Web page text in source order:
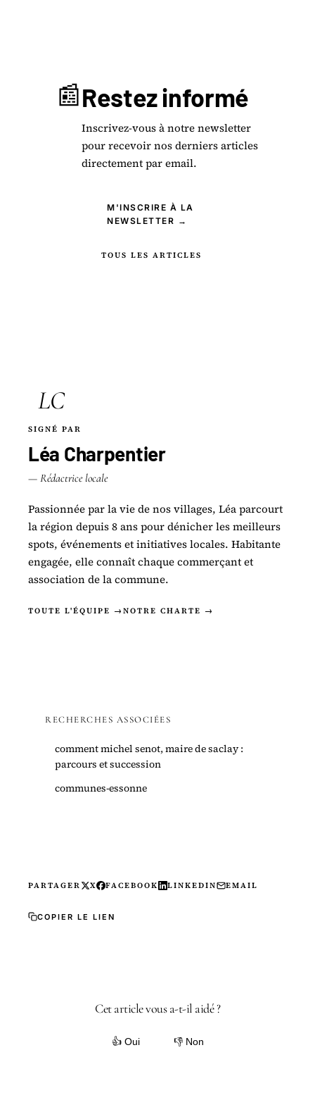
📰Restez informé
Inscrivez-vous à notre newsletter
pour recevoir nos derniers articles
directement par email.
M'INSCRIRE À LA
NEWSLETTER →
TOUS LES ARTICLES
LC
SIGNÉ PAR
Léa Charpentier
— Rédactrice locale
Passionnée par la vie de nos villages, Léa parcourt
la région depuis 8 ans pour dénicher les meilleurs
spots, événements et initiatives locales. Habitante
engagée, elle connaît chaque commerçant et
association de la commune.
TOUTE L'ÉQUIPE → NOTRE CHARTE →
RECHERCHES ASSOCIÉES
comment michel senot, maire de saclay :
parcours et succession
communes-essonne
PARTAGER X FACEBOOK LINKEDIN EMAIL
COPIER LE LIEN
Cet article vous a-t-il aidé ?
👍 Oui 👎 Non